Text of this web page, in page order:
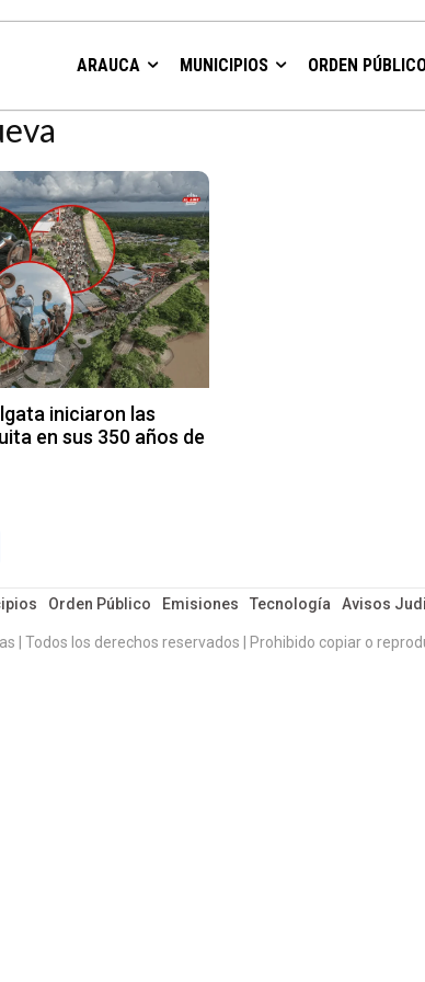
ARAUCA MUNICIPIOS ORDEN
iniciaron las
en sus 350 años de
Orden Público Emisiones Tecnología Avisos
| Todos los derechos reservados | Prohibido copiar o